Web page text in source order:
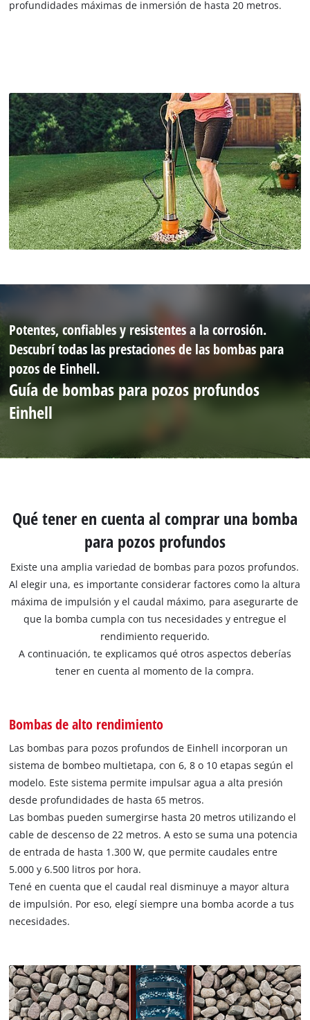
profundidades máximas de inmersión de hasta 20 metros.
Potentes, confiables y resistentes a la corrosión.
Descubrí todas las prestaciones de las bombas para
pozos de Einhell.
Guía de bombas para pozos profundos
Einhell
Qué tener en cuenta al comprar una bomba
para pozos profundos
Existe una amplia variedad de bombas para pozos profundos.
Al elegir una, es importante considerar factores como la altura
máxima de impulsión y el caudal máximo, para asegurarte de
que la bomba cumpla con tus necesidades y entregue el
rendimiento requerido.
A continuación, te explicamos qué otros aspectos deberías
tener en cuenta al momento de la compra.
Bombas de alto rendimiento
Las bombas para pozos profundos de Einhell incorporan un
sistema de bombeo multietapa, con 6, 8 o 10 etapas según el
modelo. Este sistema permite impulsar agua a alta presión
desde profundidades de hasta 65 metros.
Las bombas pueden sumergirse hasta 20 metros utilizando el
cable de descenso de 22 metros. A esto se suma una potencia
de entrada de hasta 1.300 W, que permite caudales entre
5.000 y 6.500 litros por hora.
Tené en cuenta que el caudal real disminuye a mayor altura
de impulsión. Por eso, elegí siempre una bomba acorde a tus
necesidades.